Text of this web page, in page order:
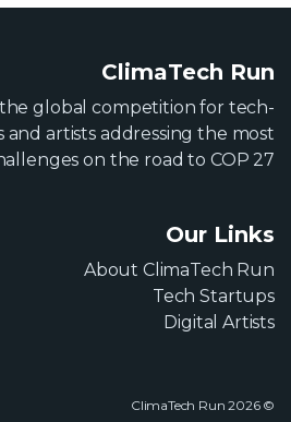
ClimaTech Run
the global competition for tech-
artists addressing the most
on the road to COP 27.
Our Links
About ClimaTech Run
Tech Startups
Digital Artists
© 2026 ClimaTech Run